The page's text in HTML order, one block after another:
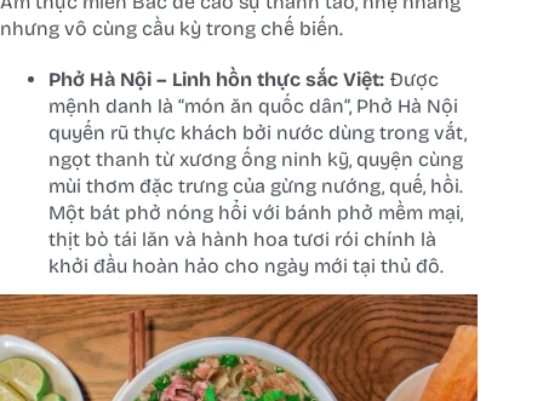
nhưng vô cùng cầu kỳ trong chế biến.
Phở Hà Nội – Linh hồn thực sắc Việt: Được
mệnh danh là “món ăn quốc dân”, Phở Hà Nội
quyến rũ thực khách bởi nước dùng trong vắt,
ngọt thanh từ xương ống ninh kỹ, quyện cùng
mùi thơm đặc trưng của gừng nướng, quế, hồi.
Một bát phở nóng hổi với bánh phở mềm mại,
thịt bò tái lăn và hành hoa tươi rói chính là
khởi đầu hoàn hảo cho ngày mới tại thủ đô.